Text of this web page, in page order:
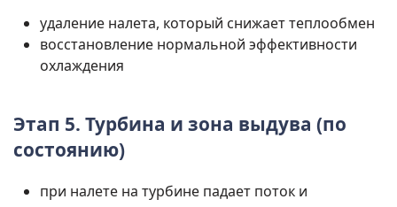
удаление налета, который снижает теплообмен
восстановление нормальной эффективности
охлаждения
Этап 5. Турбина и зона выдува (по
состоянию)
при налете на турбине падает поток и